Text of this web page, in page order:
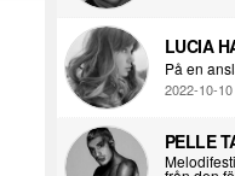
LUCIA
På en
2022-10-10
PELLE